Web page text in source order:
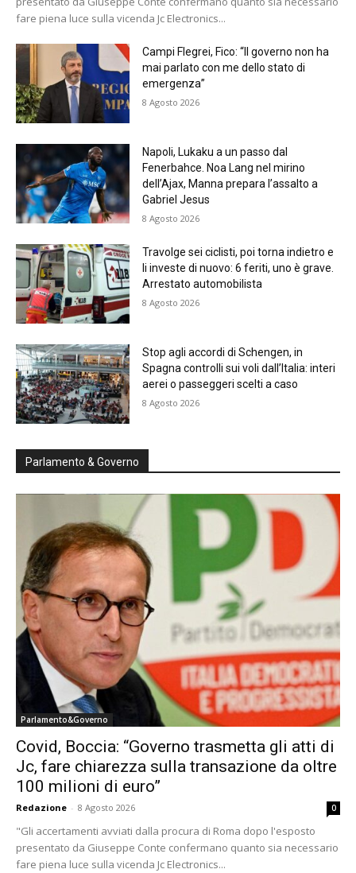
fare piena luce sulla vicenda Jc Electronics...
Campi Flegrei, Fico: “Il governo non ha
mai parlato con me dello stato di
emergenza”
8 Agosto 2026
Napoli, Lukaku a un passo dal
Fenerbahce. Noa Lang nel mirino
dell’Ajax, Manna prepara l’assalto a
Gabriel Jesus
8 Agosto 2026
Travolge sei ciclisti, poi torna indietro e
li investe di nuovo: 6 feriti, uno è grave.
Arrestato automobilista
8 Agosto 2026
Stop agli accordi di Schengen, in
Spagna controlli sui voli dall’Italia: interi
aerei o passeggeri scelti a caso
8 Agosto 2026
Parlamento & Governo
Parlamento&Governo
Covid, Boccia: “Governo trasmetta gli atti di
Jc, fare chiarezza sulla transazione da oltre
100 milioni di euro”
Redazione - 8 Agosto 2026 0
"Gli accertamenti avviati dalla procura di Roma dopo l'esposto
presentato da Giuseppe Conte confermano quanto sia necessario
fare piena luce sulla vicenda Jc Electronics...